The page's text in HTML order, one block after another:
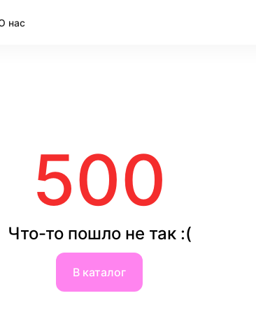
нас
500
Что-то пошло не так :(
В каталог